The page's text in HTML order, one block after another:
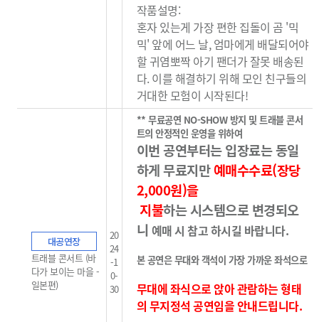
작품설명:
혼자 있는게 가장 편한 집돌이 곰 '믹
믹' 앞에 어느 날, 엄마에게 배달되어야
할 귀염뽀짝 아기 팬더가 잘못 배송된
다. 이를 해결하기 위해 모인 친구들의
거대한 모험이 시작된다!
대공연장
트래블 콘서트 (바
다가 보이는 마을 -
일본편)
20
24
-1
0-
30
** 무료공연 NO-SHOW 방지 및 트래블 콘서
트의 안정적인 운영을 위하여
이번 공연부터는 입장료는 동일
하게 무료지만예매수수료(장당
2,000원)을
지불하는시스템으로 변경되오
니 예매 시 참고 하시길 바랍니다.
본 공연은 무대와 객석이 가장 가까운 좌석으로
무대에 좌식으로 앉아 관람하는 형태
의 무지정석 공연임을 안내드립니다.